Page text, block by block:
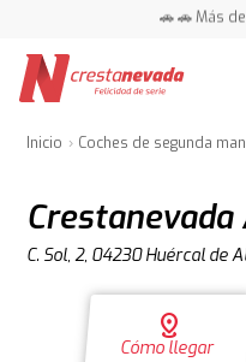
📍 Centros
📍 Centros
Inicio Coches de segunda
C. Sol, 2, 04230 Huércal de
distance
Cómo llegar